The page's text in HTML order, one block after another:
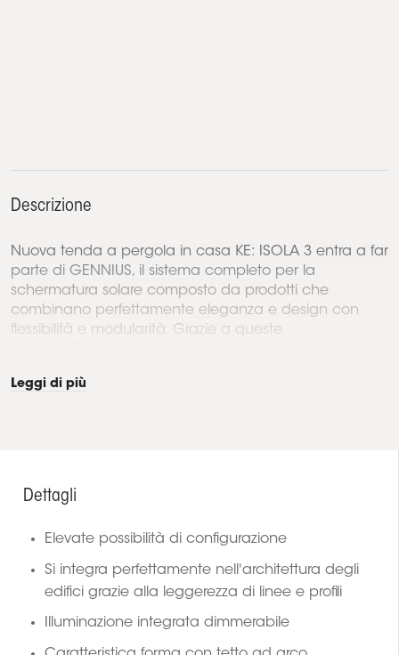
Descrizione
Nuova tenda a pergola in casa KE: ISOLA 3 entra a far
parte di GENNIUS, il sistema completo per la
schermatura solare composto da prodotti che
combinano perfettamente eleganza e design con
flessibilità e modularità. Grazie a queste
Leggi di più
Dettagli
Elevate possibilità di configurazione
Si integra perfettamente nell'architettura degli
edifici grazie alla leggerezza di linee e profili
Illuminazione integrata dimmerabile